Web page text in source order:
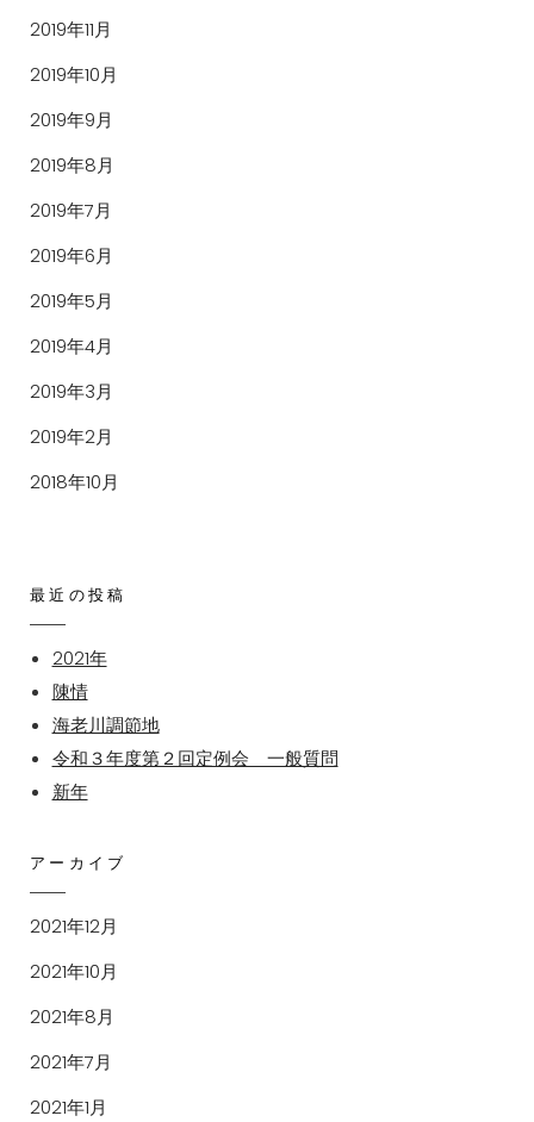
2019年11月
2019年10月
2019年9月
2019年8月
2019年7月
2019年6月
2019年5月
2019年4月
2019年3月
2019年2月
2018年10月
最近の投稿
2021年
陳情
海老川調節地
令和３年度第２回定例会 一般質問
新年
アーカイブ
2021年12月
2021年10月
2021年8月
2021年7月
2021年1月